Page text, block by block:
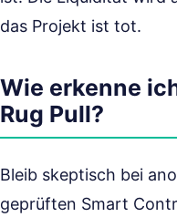
das Projekt ist tot.
Wie erkenne
Rug Pull?
Bleib skeptisch bei
geprüften Smart